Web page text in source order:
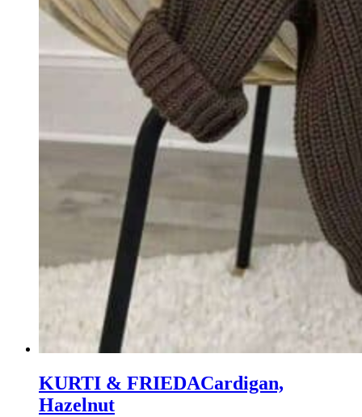
KURTI & FRIEDACardigan,
Hazelnut